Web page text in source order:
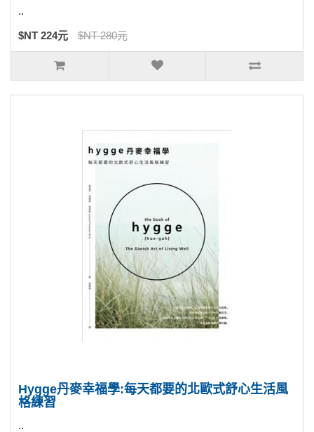
..
$NT 224元 $NT 280元
Hygge丹麥幸福學:每天都要的北歐式舒心生活風
格練習
..